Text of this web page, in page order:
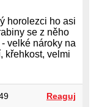
horolezci ho asi
se z něho
velké nároky na
křehkost, velmi
Reaguj